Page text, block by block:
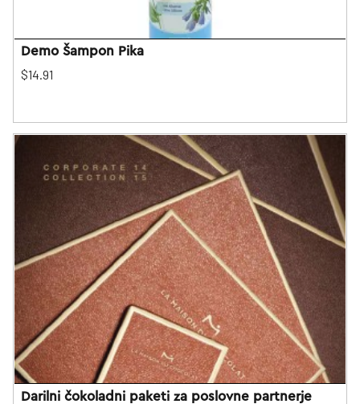
Demo Šampon Pika
$14.91
Darilni čokoladni paketi za poslovne partnerje